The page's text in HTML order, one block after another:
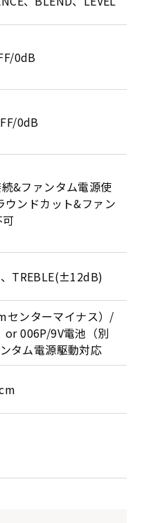
0dB
0dB
&ファンタム電源使
ウンドカット&ファン
TREBLE(±12dB)
センターマイナス）/
or 006P/9V電池（別
タム電源駆動対応